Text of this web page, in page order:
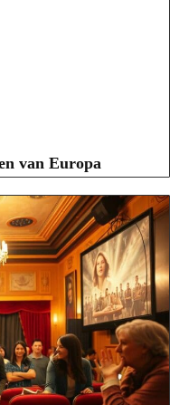
van Europa